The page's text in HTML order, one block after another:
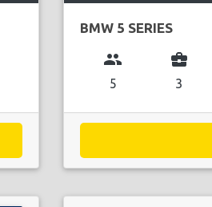
BMW 5 SERIES
group
5
business_center
3